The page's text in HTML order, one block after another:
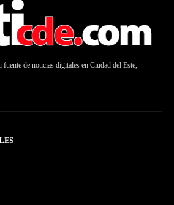
de noticias digitales en Ciudad del Este,